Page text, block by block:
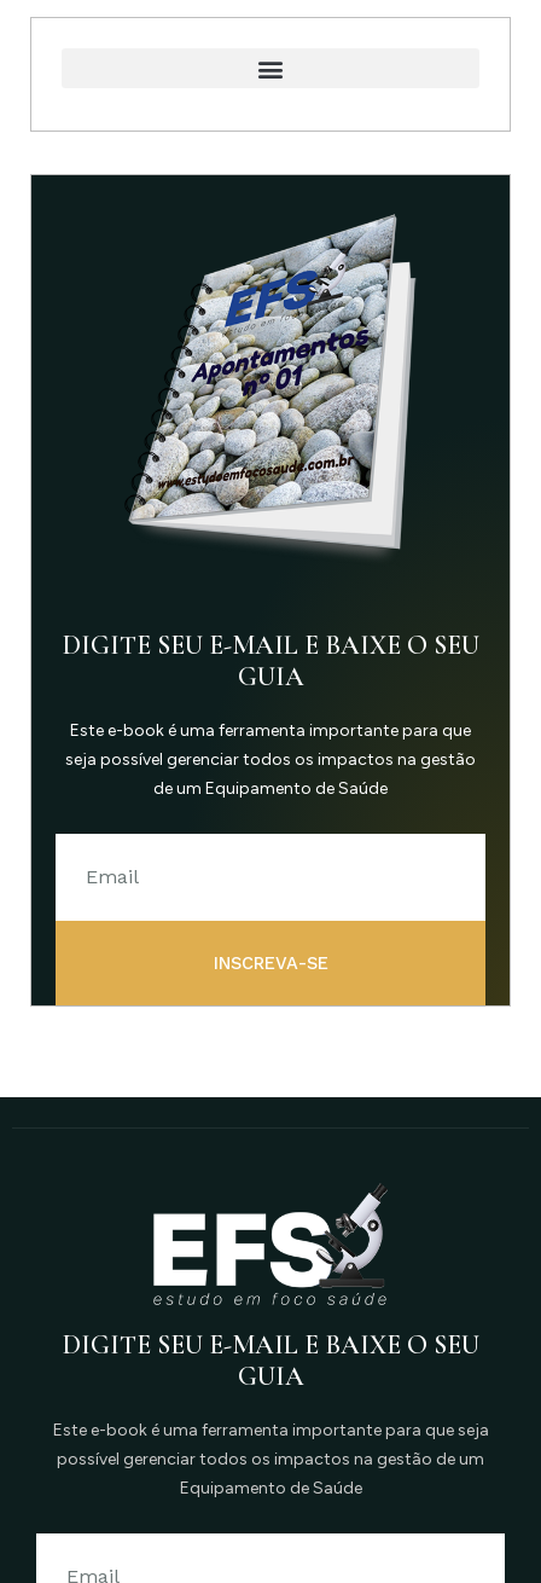
DIGITE SEU E-MAIL E BAIXE O SEU
GUIA
Este e-book é uma ferramenta importante para que
seja possível gerenciar todos os impactos na gestão
de um Equipamento de Saúde
INSCREVA-SE
DIGITE SEU E-MAIL E BAIXE O SEU
GUIA
Este e-book é uma ferramenta importante para que seja
possível gerenciar todos os impactos na gestão de um
Equipamento de Saúde